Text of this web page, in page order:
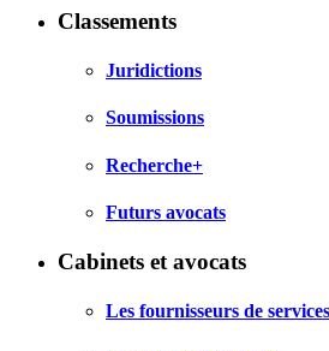
Classements
Juridictions
Soumissions
Recherche+
Futurs avocats
Cabinets et avocats
Les fournisseurs de services